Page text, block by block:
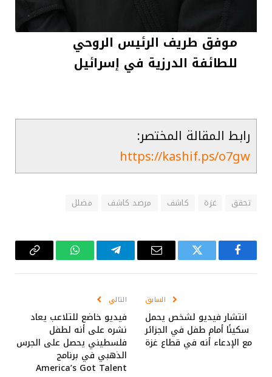
موفق طريف الرئيس الروحي
للطائفة الدرزية في إسرائيل
رابط المقالة المختصر:
https://kashif.ps/o7gw
تحقق غزة كاشف مرصد كاشف مضلل
فيسبوك تويتر
البريد
تيلقرام واتساب Copy
السابق
انتشار فيديو لشخص يحمل
سكينًا أمام طفل في الجزائر
مع الإدعاء أنه في قطاع غزة
التالي
فيديو خاضع للتلاعب يعاد
نشره على أنه لطفل
فلسطيني يحصل على الجرس
الذهبي في برنامج
America’s Got Talent